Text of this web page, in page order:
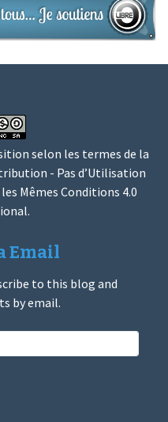
selon les termes de la
- Pas d’Utilisation
Mêmes Conditions 4.0
.
Email
to this blog and
by email.